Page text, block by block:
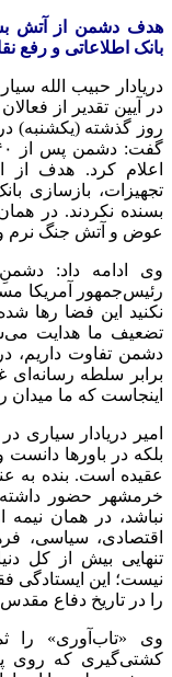
هدف دشمن از آتش بس
بانک اطلاعاتی و رفع
دریادار حبیب الله
در آیین تقدیر از
روز گذشته (یکشنبه)
اعلام کرد. هدف از
تجهیزات، بازسازی
بسنده نکردند. در
عوض و آتش جنگ نرم و
وی ادامه داد:
رئیس‌جمهور آمریکا
نکنید این فضا رها
تضعیف ما هدایت
دشمن تفاوت داریم،
برابر سلطه رسانه‌ای
اینجاست که ما میدان
امیر دریادار سیاری
بلکه در باورها
عقیده است. بنده به
خرمشهر حضور
نباشد، در همان
اقتصادی، سیاسی،
تنهایی بیش از کل
نیست؛ این ایستادگی
را در تاریخ دفاع
وی «تاب‌آوری» را
کشتی‌گیری که روی